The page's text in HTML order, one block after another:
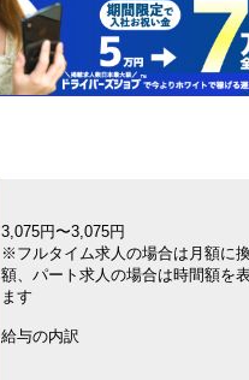
3,075円〜3,075円
※フルタイム求人の場合は月額に
額、パート求人の場合は時間額を
ます
給与の内訳